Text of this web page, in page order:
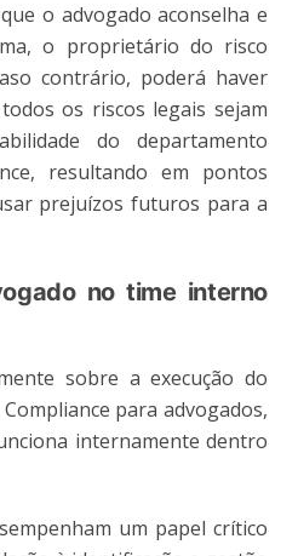
o advogado aconselha e
o proprietário do risco
contrário, poderá haver
os riscos legais sejam
do departamento
resultando em pontos
prejuízos futuros para a
no time interno
sobre a execução do
para advogados,
internamente dentro
um papel crítico